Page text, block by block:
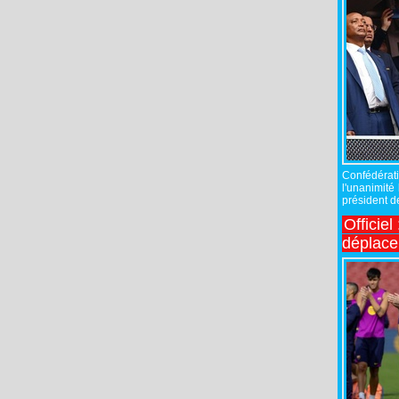
l'unanimité
président
Officiel